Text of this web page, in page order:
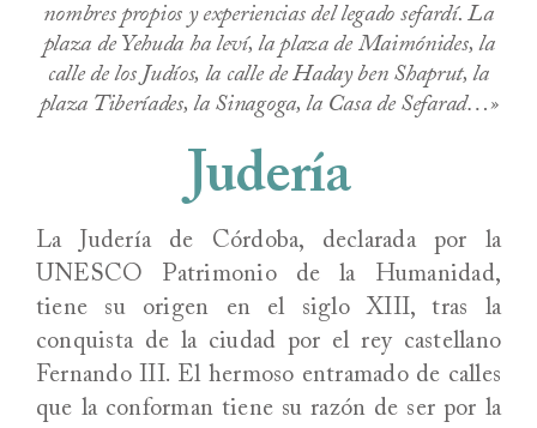
nombres propios y experiencias del legado sefardí. La
plaza de Yehuda ha leví, la plaza de Maimónides, la
calle de los Judíos, la calle de Haday ben Shaprut, la
plaza Tiberíades, la Sinagoga, la Casa de Sefarad…»
Judería
La Judería de Córdoba, declarada por la
UNESCO Patrimonio de la Humanidad,
tiene su origen en el siglo XIII, tras la
conquista de la ciudad por el rey castellano
Fernando III. El hermoso entramado de calles
que la conforman tiene su razón de ser por la